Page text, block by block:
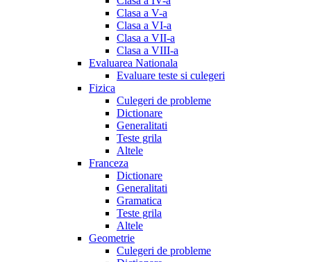
Clasa a V-a
Clasa a VI-a
Clasa a VII-a
Clasa a VIII-a
Evaluarea Nationala
Evaluare teste si culegeri
Fizica
Culegeri de probleme
Dictionare
Generalitati
Teste grila
Altele
Franceza
Dictionare
Generalitati
Gramatica
Teste grila
Altele
Geometrie
Culegeri de probleme